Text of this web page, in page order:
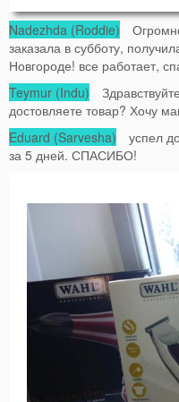
Nadezhda (Roddie)
заказала в субботу,
Новгороде! все работает,
Teymur (Indu)
достовляете товар? Хочу
Eduard (Sarvesha) успел
за 5 дней. СПАСИБО!